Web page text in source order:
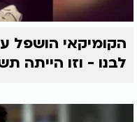
הקומיקאי הושפל
לבנו - וזו הייתה